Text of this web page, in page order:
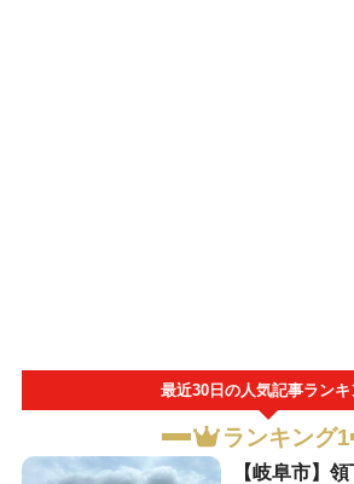
最近30日の人気記事ランキ
ランキング1
【岐阜市】